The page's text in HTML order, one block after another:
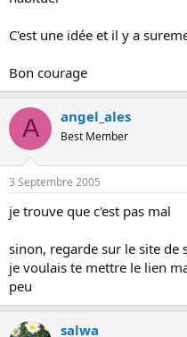
C'est une idée et il y a
Bon courage
A angel_ales
Best Member
3 Septembre 2005
je trouve que c'est pas mal
sinon, regarde sur le site de
je voulais te mettre le lien
peu
salwa